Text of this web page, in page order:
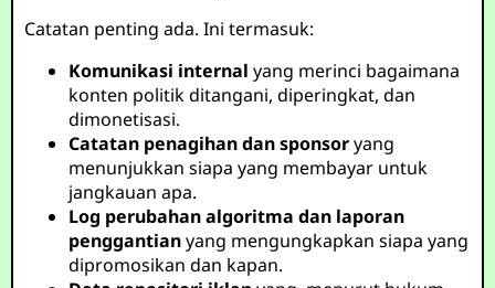
Catatan penting ada. Ini termasuk:
Komunikasi internal yang merinci bagaimana
konten politik ditangani, diperingkat, dan
dimonetisasi.
Catatan penagihan dan sponsoryang
menunjukkan siapa yang membayar untuk
jangkauan apa.
Log perubahan algoritma dan laporan
penggantianyang mengungkapkan siapa yang
dipromosikan dan kapan.